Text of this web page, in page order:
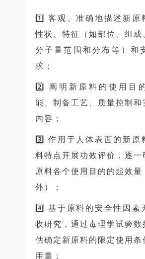
1️⃣ 客观、准确地描述新原
性状、特征（如部位、组成
分子量范围和分布等）和
求；
2️⃣ 阐明新原料的使用目
能、制备工艺、质量控制和
内容；
3️⃣ 作用于人体表面的新原
料特点开展功效评价，逐一
原料各个使用目的的起效量
外）；
4️⃣ 基于原料的安全性因素
收研究，通过毒理学试验数
估确定新原料的限定使用条
用量；